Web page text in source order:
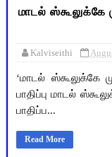
மாடல் ஸ்கூலுக்கே
Kalviseithi
‘மாடல் ஸ்கூலுக்கே
பாதிப்பு மாடல்
பாதிப்ப...
Read More